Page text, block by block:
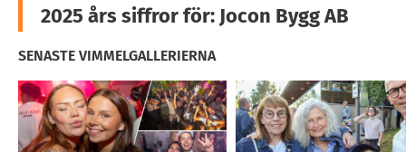
2025 års siffror för: Jocon Bygg AB
SENASTE VIMMELGALLERIERNA